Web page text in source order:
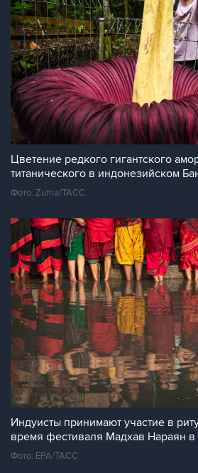
Цветение редкого гигантского
титанического в индонезийском
Фото: Zuma/ТАСС
Индуисты принимают участие в
время фестиваля Мадхав Нараян в
Фото: ЕРА/ТАСС